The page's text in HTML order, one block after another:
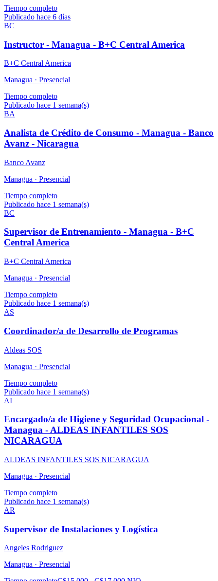
Tiempo completo
Publicado hace 6 días
BC
Instructor - Managua - B+C Central America
B+C Central America
Managua · Presencial
Tiempo completo
Publicado hace 1 semana(s)
BA
Analista de Crédito de Consumo - Managua - Banco
Avanz - Nicaragua
Banco Avanz
Managua · Presencial
Tiempo completo
Publicado hace 1 semana(s)
BC
Supervisor de Entrenamiento - Managua - B+C
Central America
B+C Central America
Managua · Presencial
Tiempo completo
Publicado hace 1 semana(s)
AS
Coordinador/a de Desarrollo de Programas
Aldeas SOS
Managua · Presencial
Tiempo completo
Publicado hace 1 semana(s)
AI
Encargado/a de Higiene y Seguridad Ocupacional -
Managua - ALDEAS INFANTILES SOS
NICARAGUA
ALDEAS INFANTILES SOS NICARAGUA
Managua · Presencial
Tiempo completo
Publicado hace 1 semana(s)
AR
Supervisor de Instalaciones y Logística
Angeles Rodriguez
Managua · Presencial